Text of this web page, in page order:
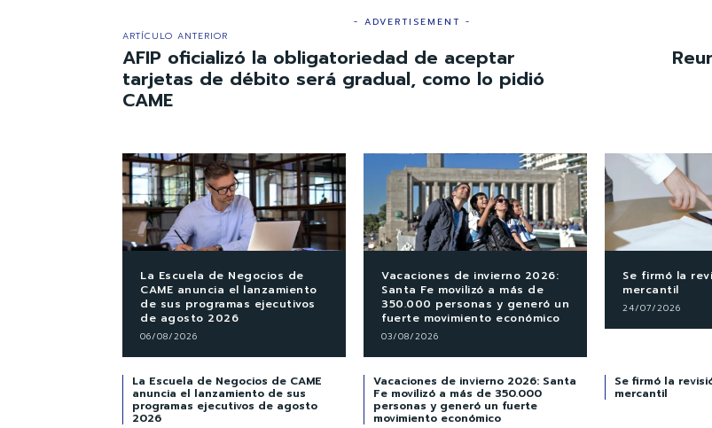
- ADVERTISEMENT -
ARTÍCULO ANTERIOR
AFIP oficializó la obligatoriedad de aceptar
tarjetas de débito será gradual, como lo pidió
CAME
La Escuela de Negocios de
CAME anuncia el lanzamiento
de sus programas ejecutivos
de agosto 2026
06/08/2026
Vacaciones de invierno 2026:
Santa Fe movilizó a más de
350.000 personas y generó un
fuerte movimiento económico
03/08/2026
Se firmó la
mercantil
24/07/2026
La Escuela de Negocios de CAME
anuncia el lanzamiento de sus
programas ejecutivos de agosto
2026
Vacaciones de invierno 2026: Santa
Fe movilizó a más de 350.000
personas y generó un fuerte
movimiento económico
Se firmó la
mercantil